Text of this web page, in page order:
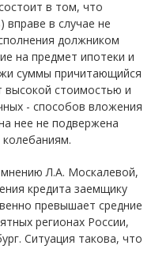
в том, что
вправе в случае не
должником
на предмет ипотеки и
суммы причитающийся
высокой стоимостью и
- способов вложения
нее не подвержена
Л.А. Москалевой,
кредита заемщику
превышает средние
регионах России,
Ситуация такова, что